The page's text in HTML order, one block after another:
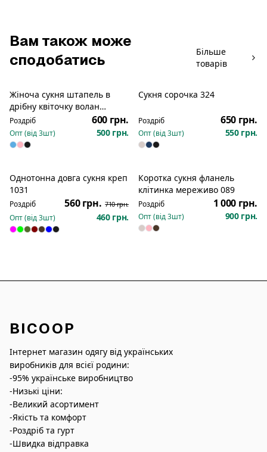
Вам також може
сподобатись
Більше
товарів
Жіноча сукня штапель в
дрібну квіточку волан
широкий знизу короткий
рукав 351
Роздріб 600 грн.
Опт (від3шт) 500 грн.
Сукня сорочка 324
Роздріб 650 грн.
Опт (від3шт) 550 грн.
Розпродаж
Однотонна довга сукня креп
1031
Роздріб 560 грн. 710 грн.
Опт (від3шт) 460 грн.
Коротка сукня фланель
клітинка мереживо 089
Роздріб 1 000 грн.
Опт (від3шт) 900 грн.
BICOOP
Інтернет магазин одягу від українських
виробників для всієї родини:
-95% українське виробництво
-Низькі ціни:
-Великий асортимент
-Якість та комфорт
-Роздріб та гурт
-Швидка відправка